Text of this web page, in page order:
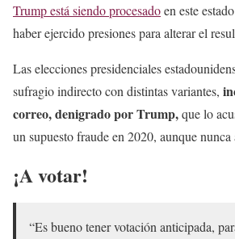
Trump está siendo procesadoen este
haber ejercido presiones para alterar el
Las elecciones presidenciales
sufragio indirecto con distintas variantes,
correo, denigrado por Trump,que lo
un supuesto fraude en 2020, aunque nunca
¡A votar!
“Es bueno tener votación anticipada,